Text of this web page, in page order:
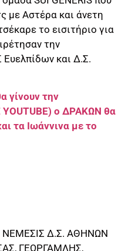
με Αστέρα και άνετη
το εισιτήριο για
την
και Δ.Σ.
γίνουν την
ο ΔΡΑΚΩΝ θα
τα Ιωάννινα με το
Δ.Σ. ΑΘΗΝΩΝ
ΓΕΩΡΓΑΜΛΗΣ,